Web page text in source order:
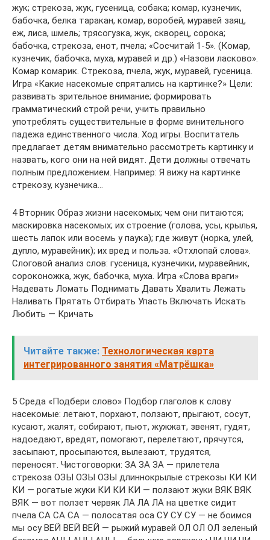
жук; стрекоза, жук, гусеница, собака; комар, кузнечик,
бабочка, белка таракан, комар, воробей, муравей заяц,
еж, лиса, шмель; трясогузка, жук, скворец, сорока;
бабочка, стрекоза, енот, пчела; «Сосчитай 1-5». (Комар,
кузнечик, бабочка, муха, муравей и др.) «Назови ласково».
Комар комарик. Стрекоза, пчела, жук, муравей, гусеница.
Игра «Какие насекомые спрятались на картинке?» Цели:
развивать зрительное внимание; формировать
грамматический строй речи, учить правильно
употреблять существительные в форме винительного
падежа единственного числа. Ход игры. Воспитатель
предлагает детям внимательно рассмотреть картинку и
назвать, кого они на ней видят. Дети должны отвечать
полным предложением. Например: Я вижу на картинке
стрекозу, кузнечика…
4 Вторник Образ жизни насекомых; чем они питаются;
маскировка насекомых; их строение (голова, усы, крылья,
шесть лапок или восемь у паука); где живут (норка, улей,
дупло, муравейник); их вред и польза. «Отхлопай слова».
Слоговой анализ слов: гусеница, кузнечики, муравейник,
сороконожка, жук, бабочка, муха. Игра «Слова враги»
Надевать Ломать Поднимать Давать Хвалить Лежать
Наливать Прятать Отбирать Упасть Включать Искать
Любить — Кричать
Читайте также: Технологическая карта
интегрированного занятия «Матрёшка»
5 Среда «Подбери слово» Подбор глаголов к слову
насекомые: летают, порхают, ползают, прыгают, сосут,
кусают, жалят, собирают, пьют, жужжат, звенят, гудят,
надоедают, вредят, помогают, перелетают, прячутся,
засыпают, просыпаются, вылезают, трудятся,
переносят. Чистоговорки: ЗА ЗА ЗА — прилетела
стрекоза ОЗЫ ОЗЫ ОЗЫ длиннокрылые стрекозы КИ КИ
КИ — рогатые жуки КИ КИ КИ — ползают жуки ВЯК ВЯК
ВЯК — вот ползет червяк ЛА ЛА ЛА на цветке сидит
пчела СА СА СА — полосатая оса СУ СУ СУ — не боимся
мы осу ВЕЙ ВЕЙ ВЕЙ — рыжий муравей ОЛ ОЛ ОЛ зеленый